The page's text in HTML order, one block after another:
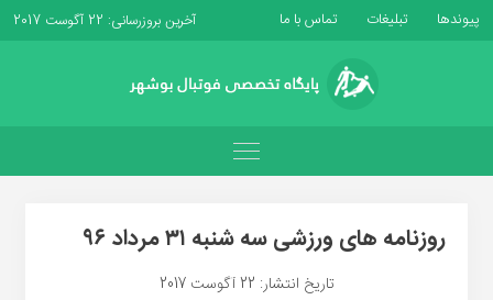
پیوندها تبلیغات تماس با ما آخرین بروزرسانی: 22 آگوست 2017
روزنامه های ورزشی سه شنبه ۳۱ مرداد ۹۶
تاریخ انتشار: 22 آگوست 2017